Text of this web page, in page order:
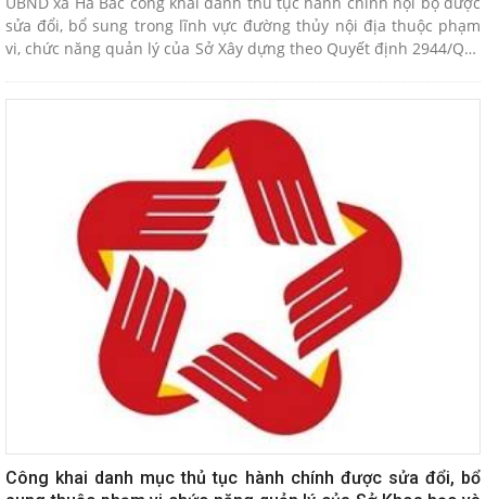
sửa đổi, bổ sung trong lĩnh vực đường thủy nội địa thuộc phạm
vi, chức năng quản lý của Sở Xây dựng theo Quyết định 2944/QĐ-
Công khai danh mục thủ tục hành chính được sửa đổi, bổ